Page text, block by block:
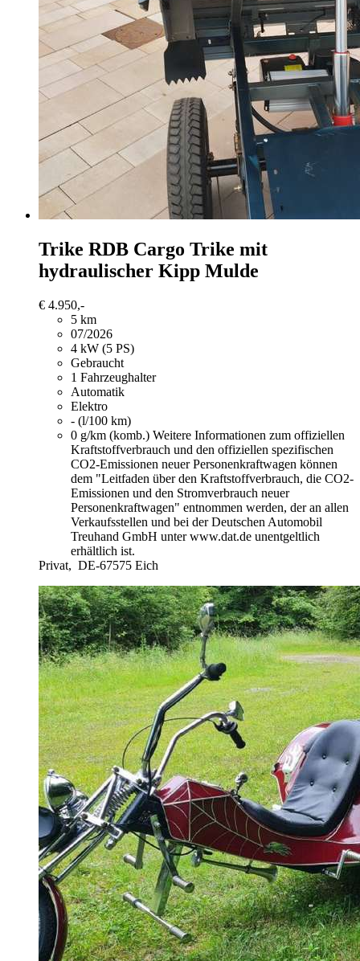
Trike RDB Cargo Trike mit
hydraulischer Kipp Mulde
€ 4.950,-
5 km
07/2026
4 kW (5 PS)
Gebraucht
1 Fahrzeughalter
Automatik
Elektro
- (l/100 km)
0 g/km (komb.) Weitere Informationen zum offiziellen
Kraftstoffverbrauch und den offiziellen spezifischen
CO2-Emissionen neuer Personenkraftwagen können
dem "Leitfaden über den Kraftstoffverbrauch, die CO2-
Emissionen und den Stromverbrauch neuer
Personenkraftwagen" entnommen werden, der an allen
Verkaufsstellen und bei der Deutschen Automobil
Treuhand GmbH unter www.dat.de unentgeltlich
erhältlich ist.
Privat, DE-67575 Eich